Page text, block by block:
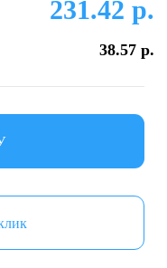
231.42 р.
38.57 р.